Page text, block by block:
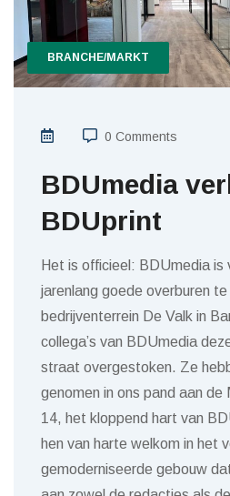
BRANCHE/MARKT
0 Comments
BDUmedia
BDUprint
Het is officieel: BDUmedia is
jarenlang goede overburen
bedrijventerrein De Valk in
collega’s van BDUmedia
straat overgestoken. Ze
genomen in ons pand aan
14, het kloppend hart van
hen van harte welkom in het
gemoderniseerde gebouw